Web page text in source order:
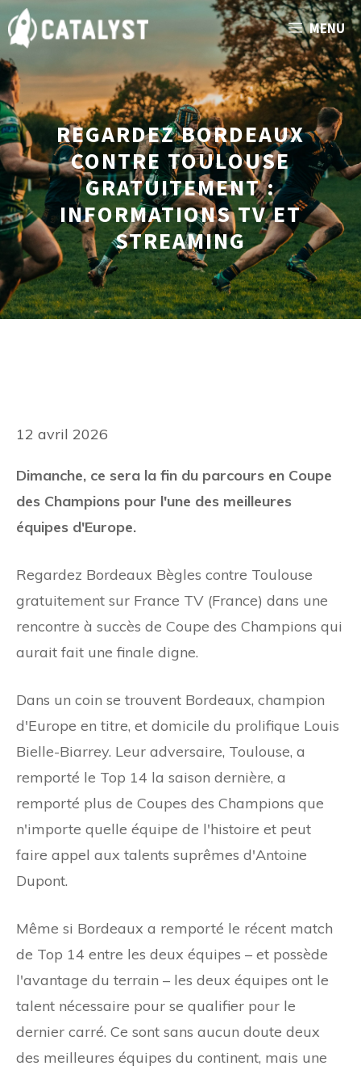
Aller
au
contenu
MENU
REGARDEZ BORDEAUX
CONTRE TOULOUSE
GRATUITEMENT :
INFORMATIONS TV ET
STREAMING
12 avril 2026
Dimanche, ce sera la fin du parcours en Coupe
des Champions pour l'une des meilleures
équipes d'Europe.
Regardez Bordeaux Bègles contre Toulouse
gratuitement sur France TV (France) dans une
rencontre à succès de Coupe des Champions qui
aurait fait une finale digne.
Dans un coin se trouvent Bordeaux, champion
d'Europe en titre, et domicile du prolifique Louis
Bielle-Biarrey. Leur adversaire, Toulouse, a
remporté le Top 14 la saison dernière, a
remporté plus de Coupes des Champions que
n'importe quelle équipe de l'histoire et peut
faire appel aux talents suprêmes d'Antoine
Dupont.
Même si Bordeaux a remporté le récent match
de Top 14 entre les deux équipes – et possède
l'avantage du terrain – les deux équipes ont le
talent nécessaire pour se qualifier pour le
dernier carré. Ce sont sans aucun doute deux
des meilleures équipes du continent, mais une